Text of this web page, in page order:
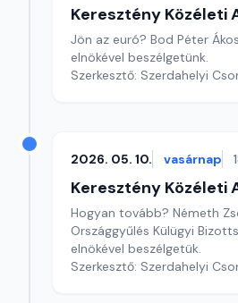
Keresztény Közéleti
Jön az euró? Bod Péter
elnökével beszélgetünk.
Szerkesztő: Szerdahelyi
2026. 05. 10. vasárnap
Keresztény Közéleti
Hogyan tovább? Németh
Országgyűlés Külügyi
elnökével beszélgetük.
Szerkesztő: Szerdahelyi